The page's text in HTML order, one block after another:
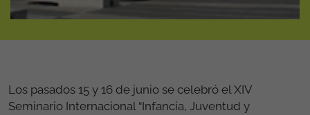
Los pasados 15 y 16 de junio se celebró el XIV
Seminario Internacional “Infancia, Juventud y